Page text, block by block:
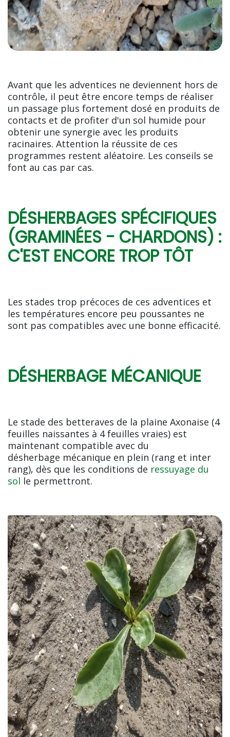
Avant que les adventices ne deviennent hors de
contrôle, il peut être encore temps de réaliser
un passage plus fortement dosé en produits de
contacts et de profiter d'un sol humide pour
obtenir une synergie avec les produits
racinaires. Attention la réussite de ces
programmes restent aléatoire. Les conseils se
font au cas par cas.
DÉSHERBAGES SPÉCIFIQUES
(GRAMINÉES - CHARDONS) :
C'EST ENCORE TROP TÔT
Les stades trop précoces de ces adventices et
les températures encore peu poussantes ne
sont pas compatibles avec une bonne efficacité.
DÉSHERBAGE MÉCANIQUE
Le stade des betteraves de la plaine Axonaise (4
feuilles naissantes à 4 feuilles vraies) est
maintenant compatible avec du
désherbage mécanique en plein (rang et inter
rang), dès que les conditions de ressuyage du
sol le permettront.